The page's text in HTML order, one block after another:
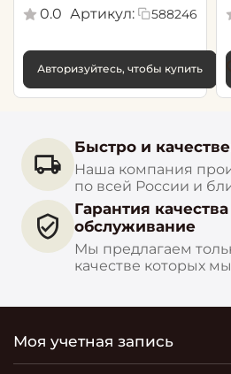
0.0 Артикул: 588246
Авторизуйтесь, чтобы купить
Быстро и
Наша компания
по всей России и
Гарантия
обслуживание
Мы предлагаем
качестве которых
Моя учетная запись